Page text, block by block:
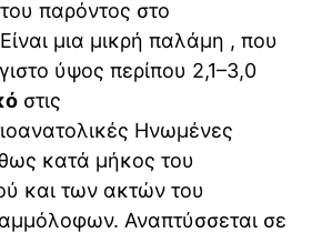
του παρόντος στο
μια μικρή παλάμη , που
ύψος περίπου 2,1–3,0
στις
Ηνωμένες
κατά μήκος του
και των ακτών του
Αναπτύσσεται σε